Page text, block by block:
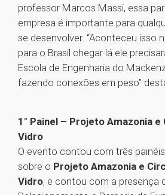
professor Marcos Massi, essa
empresa é importante para
se desenvolver. “Aconteceu isso
para o Brasil chegar lá ele
Escola de Engenharia do
fazendo conexões em peso”
1° Painel – Projeto Amazonia
Vidro
O evento contou com três
sobre o Projeto Amazonia e
Vidro, e contou com a presença